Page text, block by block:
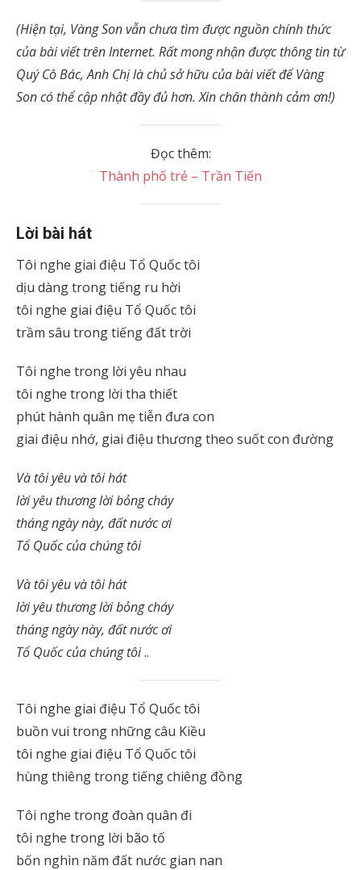
(Hiện tại, Vàng Sonvẫn chưa tìm được nguồn chính thức
của bài viết trên Internet. Rất mong nhận được thông tin từ
Quý Cô Bác, Anh Chị là chủ sở hữu của bài viết để Vàng
Son có thể cập nhật đầy đủ hơn. Xin chân thành cảm ơn!)
Đọc thêm:
Thành phố trẻ – Trần Tiến
Lời bài hát
Tôi nghe giai điệu Tổ Quốc tôi
dịu dàng trong tiếng ru hời
tôi nghe giai điệu Tổ Quốc tôi
trầm sâu trong tiếng đất trời
Tôi nghe trong lời yêu nhau
tôi nghe trong lời tha thiết
phút hành quân mẹ tiễn đưa con
giai điệu nhớ, giai điệu thương theo suốt con đường
Và tôi yêu và tôi hát
lời yêu thương lời bỏng cháy
tháng ngày này, đất nước ơi
Tổ Quốc của chúng tôi
Và tôi yêu và tôi hát
lời yêu thương lời bỏng cháy
tháng ngày này, đất nước ơi
Tổ Quốc của chúng tôi..
Tôi nghe giai điệu Tổ Quốc tôi
buồn vui trong những câu Kiều
tôi nghe giai điệu Tổ Quốc tôi
hùng thiêng trong tiếng chiêng đồng
Tôi nghe trong đoàn quân đi
tôi nghe trong lời bão tố
bốn nghìn năm đất nước gian nan